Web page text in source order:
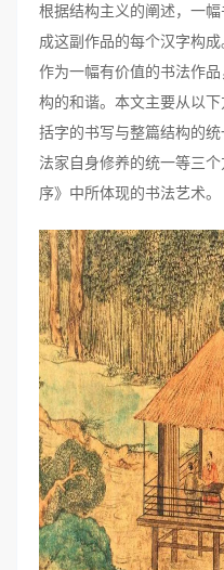
根据结构主义的阐述，一
成这副作品的每个汉字构
作为一幅有价值的书法作
构的和谐。本文主要从以
括字的书写与整篇结构的
法家自身修养的统一等三
序》中所体现的书法艺术。